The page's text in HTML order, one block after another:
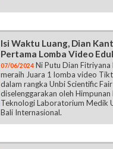
Isi Waktu Luang, Dian
Pertama Lomba Video
07/06/2024 Ni Putu Dian
meraih Juara 1 lomba video
dalam rangka Unbi Scientific
diselenggarakan oleh Himpunan
Teknologi Laboratorium Medik
Bali Internasional.